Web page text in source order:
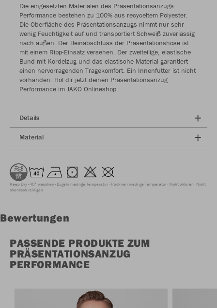
Die eingesetzten Materialen des Präsentationsanzugs
Performance bestehen zu 100% aus recyceltem Polyester.
Die Oberfläche des Präsentationsanzugs nimmt nur sehr
wenig Feuchtigkeit auf und transportiert Schweiß zuverlässig
nach außen. Der Beinabschluss der Präsentationshose ist
mit einem Ripp-Einsatz versehen. Der zweiteilige, elastische
Bund mit Kordelzug und das elastische Material garantiert
einen hervorragenden Tragekomfort. Ein Innenfutter ist nicht
vorhanden. Hol dir jetzt deinen Präsentationsanzug
Performance im JAKO Onlineshop.
Details
Material
Keep Dry 40° waschen Bügeln niedrige Temperatur Trocknen niedrige Temperatur Nicht chloren Nicht
chemisch reinigen
Bewertungen
PASSENDE PRODUKTE ZUM
PRÄSENTATIONSANZUG
PERFORMANCE